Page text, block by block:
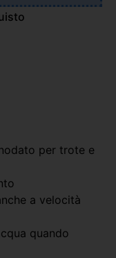
per trote e
a velocità
quando